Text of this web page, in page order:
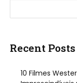
Recent Posts
10 Filmes